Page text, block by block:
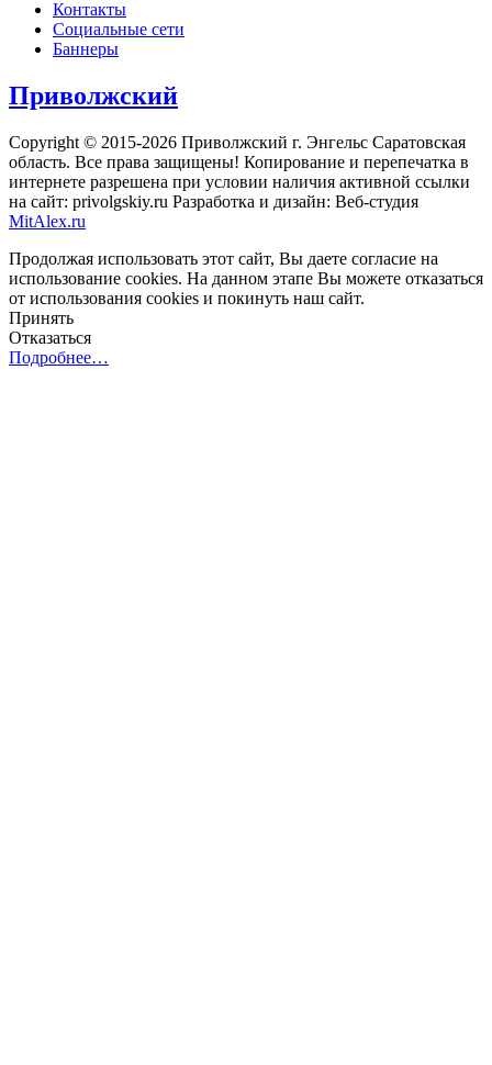
Контакты
Социальные сети
Баннеры
Приволжский
Copyright © 2015-2026 Приволжский г. Энгельс Саратовская
область. Все права защищены! Копирование и перепечатка в
интернете разрешена при условии наличия активной ссылки
на сайт: privolgskiy.ru Разработка и дизайн: Веб-студия
MitAlex.ru
Продолжая использовать этот сайт, Вы даете согласие на
использование cookies. На данном этапе Вы можете отказаться
от использования cookies и покинуть наш сайт.
Принять
Отказаться
Подробнее…